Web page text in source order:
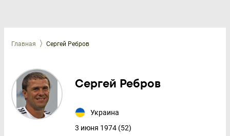
Главная Сергей Ребров
Сергей Ребров
Украина
3 июня 1974 (52)